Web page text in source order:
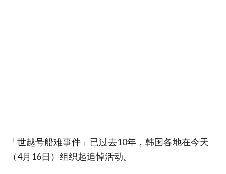
「世越号船难事件」已过去10年，韩国各地在今天
（4月16日）组织起追悼活动。